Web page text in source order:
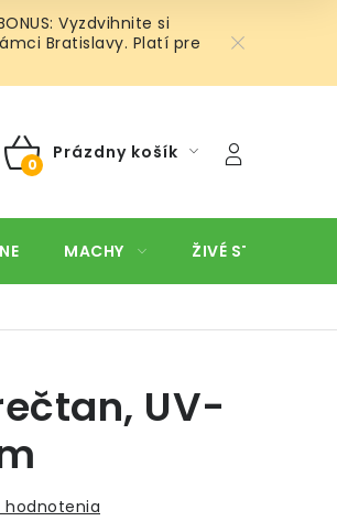
Vyzdvihnite si
Bratislavy. Platí pre
NÁKUPNÝ
Prázdny košík
MACHY ŽIVÉ STENY
UV-
hodnotenia